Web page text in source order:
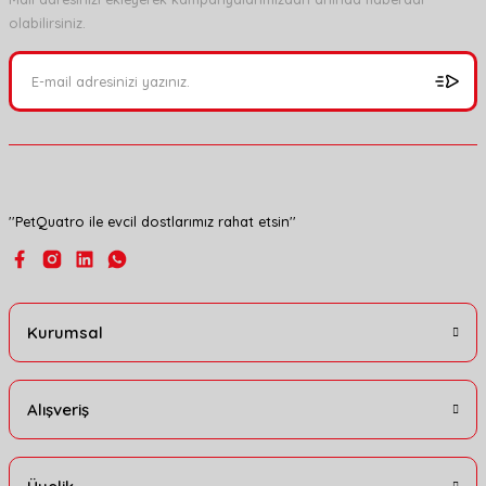
Ürün resmi kalitesiz, bozuk veya görüntülenemiyor.
Ürün bilgilerinde hatalar bulunuyor.
olabilirsiniz.
''PetQuatro ile evcil dostlarımız rahat etsin''
Kurumsal
Alışveriş